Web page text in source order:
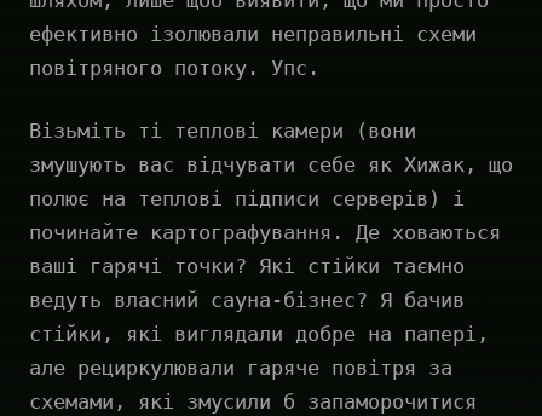
ефективно ізолювали неправильні схеми
повітряного потоку. Упс.
Візьміть ті теплові камери (вони
змушують вас відчувати себе як Хижак, що
полює на теплові підписи серверів) і
починайте картографування. Де ховаються
ваші гарячі точки? Які стійки таємно
ведуть власний сауна-бізнес? Я бачив
стійки, які виглядали добре на папері,
але рециркулювали гаряче повітря за
схемами, які змусили б запаморочитися